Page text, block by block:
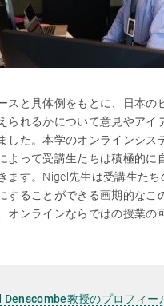
スと具体例をもとに、日本の
られるかについて意見やアイ
した。本学のオンラインシス
よって受講生たちは積極的に
ます。Nigel先生は受講生たち
することができる画期的なこ
オンラインならではの授業の
教授のプロフィー